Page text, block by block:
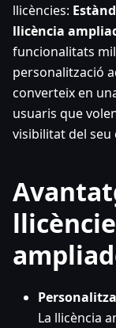
llicències:
llicència
funcionalitats
personalització
converteix en
usuaris que
visibilitat del
La llicència